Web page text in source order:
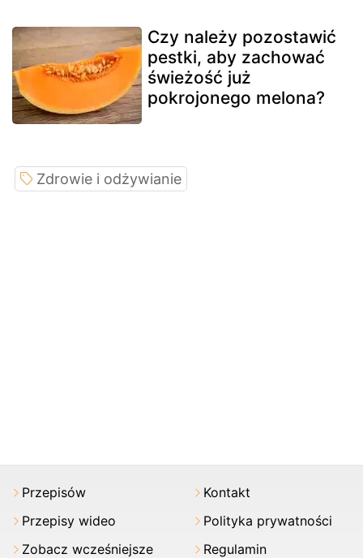
Czy należy pozostawić
pestki, aby zachować
świeżość już
pokrojonego melona?
Zdrowie i odżywianie
Przepisów
Przepisy wideo
Zobacz wcześniejsze
Kontakt
Polityka prywatności
Regulamin